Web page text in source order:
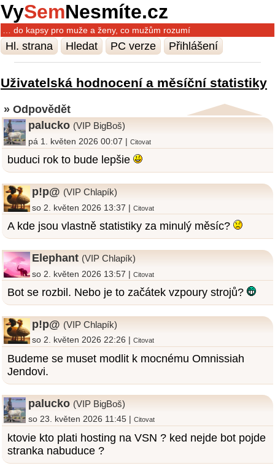
VySemNesmíte.cz
… do kapsy pro muže a ženy, co mužům rozumí
Hl. strana Hledat PC verze Přihlášení
Uživatelská hodnocení a měsíční statistiky
» Odpovědět
palucko (VIP BigBoš)
pá 1. květen 2026 00:07 | Citovat
buduci rok to bude lepšie
p!p@ (VIP Chlapík)
so 2. květen 2026 13:37 |Citovat
A kde jsou vlastně statistiky za minulý měsíc?
Elephant (VIP Chlapík)
so 2. květen 2026 13:57 |Citovat
Bot se rozbil. Nebo je to začátek vzpoury strojů?
p!p@ (VIP Chlapík)
so 2. květen 2026 22:26 |Citovat
Budeme se muset modlit k mocnému Omnissiah
Jendovi.
palucko (VIP BigBoš)
so 23. květen 2026 11:45 | Citovat
ktovie kto plati hosting na VSN ? ked nejde bot pojde
stranka nabuduce ?